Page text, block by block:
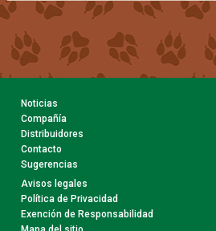
Noticias
Compañía
Distribuidores
Contacto
Sugerencias
Avisos legales
Política de Privacidad
Exención de Responsabilidad